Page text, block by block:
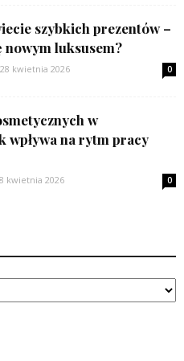
szybkich prezentów –
nowym luksusem?
28 kwietnia 2026 0
w
wpływa na rytm pracy
kwietnia 2026 0